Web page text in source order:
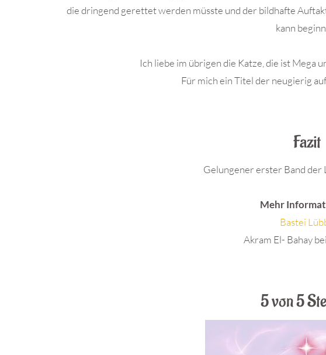
die dringend gerettet werden müsste und der bildhafte
kann
Ich liebe im übrigen die Katze, die ist Mega
Für mich ein Titel der neugierig
Fazit
Gelungener erster Band der
Mehr
Bastei
Akram El- Bahay bei
5 von 5